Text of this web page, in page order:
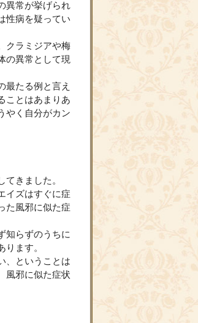
異常が挙げられ
性病を疑ってい
クラミジアや梅
の異常として現
最たる例と言え
ことはあまりあ
やく自分がカン
きました。
イズはすぐに症
た風邪に似た症
知らずのうちに
ます。
、ということは
風邪に似た症状